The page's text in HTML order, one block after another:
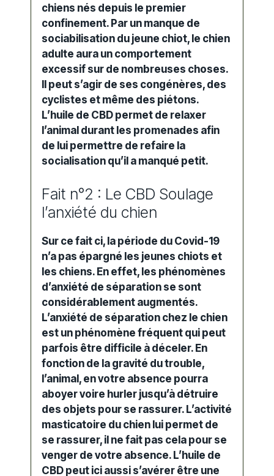
chiens nés depuis le premier
confinement. Par un manque de
sociabilisation du jeune chiot, le chien
adulte aura un comportement
excessif sur de nombreuses choses.
Il peut s’agir de ses congénères, des
cyclistes et même des piétons.
L’huile de CBD permet de relaxer
l’animal durant les promenades afin
de lui permettre de refaire la
socialisation qu’il a manqué petit.
Fait n°2 : Le CBD Soulage
l’anxiété du chien
Sur ce fait ci, la période du Covid-19
n’a pas épargné les jeunes chiots et
les chiens. En effet, les phénomènes
d’anxiété de séparation se sont
considérablement augmentés.
L’anxiété de séparation chez le chien
est un phénomène fréquent qui peut
parfois être difficile à déceler. En
fonction de la gravité du trouble,
l’animal, en votre absence pourra
aboyer voire hurler jusqu’à détruire
des objets pour se rassurer. L’activité
masticatoire du chien lui permet de
se rassurer, il ne fait pas cela pour se
venger de votre absence. L’huile de
CBD peut ici aussi s’avérer être une